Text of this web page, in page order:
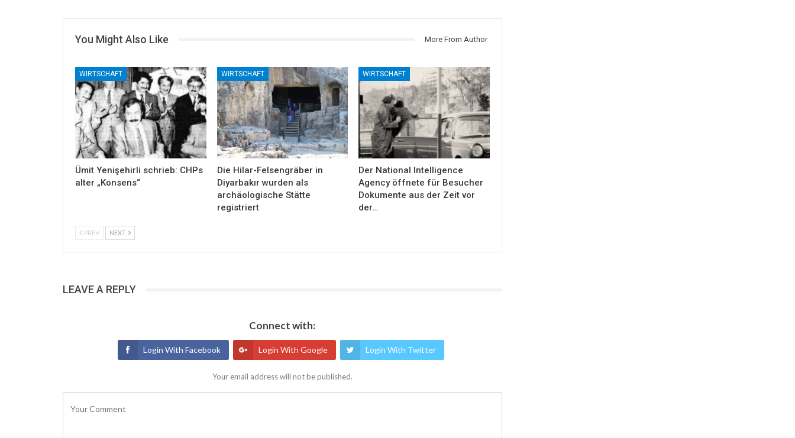
You Might Also Like More From Author
WIRTSCHAFT
Ümit Yenişehirli schrieb: CHPs
alter „Konsens“
WIRTSCHAFT
Die Hilar-Felsengräber in
Diyarbakır wurden als
archäologische Stätte
registriert
WIRTSCHAFT
Der National Intelligence
Agency öffnete für Besucher
Dokumente aus der Zeit vor
der…
PREV NEXT
LEAVE A REPLY
Connect with:
Login With Facebook Login With Google Login With Twitter
Your email address will not be published.